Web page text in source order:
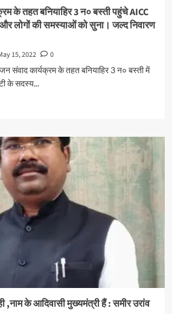
के तहत बनियाहिर 3 न० बस्ती पहुंचे AICC
लोगों की समस्याओं को सुना। जल्द निवारण
15, 2022
0
संवाद कार्यक्रम के तहत बनियाहिर 3 न० बस्ती में
के सदस्य...
,नाम के आदिवासी मुख्यमंत्री हैं : समीर उरांव